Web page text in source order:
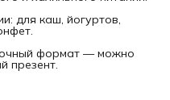
для каш, йогуртов,
формат — можно
презент.